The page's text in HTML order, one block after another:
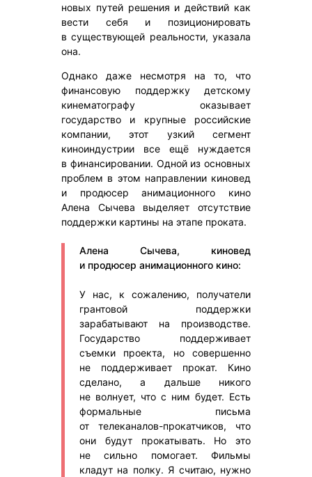
новых путей решения и действий как
вести себя и позиционировать
в существующей реальности, указала
она.
Однако даже несмотря на то, что
финансовую поддержку детскому
кинематографу оказывает
государство и крупные российские
компании, этот узкий сегмент
киноиндустрии все ещё нуждается
в финансировании. Одной из основных
проблем в этом направлении киновед
и продюсер анимационного кино
Алена Сычева выделяет отсутствие
поддержки картины на этапе проката.
Алена Сычева, киновед
и продюсер анимационного кино:
У нас, к сожалению, получатели
грантовой поддержки
зарабатывают на производстве.
Государство поддерживает
съемки проекта, но совершенно
не поддерживает прокат. Кино
сделано, а дальше никого
не волнует, что с ним будет. Есть
формальные письма
от телеканалов-прокатчиков, что
они будут прокатывать. Но это
не сильно помогает. Фильмы
кладут на полку. Я считаю, нужно